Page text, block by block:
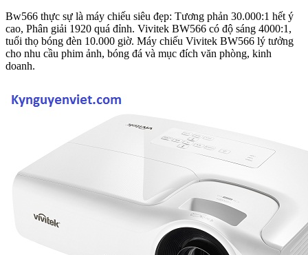
Bw566 thực sự là máy chiếu siêu đẹp: Tương phản 30.000:1 hết ý
cao, Phân giải 1920 quá đỉnh. Vivitek BW566 có độ sáng 4000:1,
tuổi thọ bóng đèn 10.000 giờ. Máy chiếu Vivitek BW566 lý tưởng
cho nhu cầu phim ảnh, bóng đá và mục đích văn phòng, kinh
doanh.